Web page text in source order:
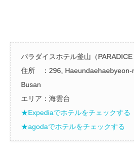
パラダイスホテル釜山（PARADICE
住所 ：296, Haeundaehaebyeon-
Busan
エリア：海雲台
★Expediaでホテルをチェックする
★agodaでホテルをチェックする